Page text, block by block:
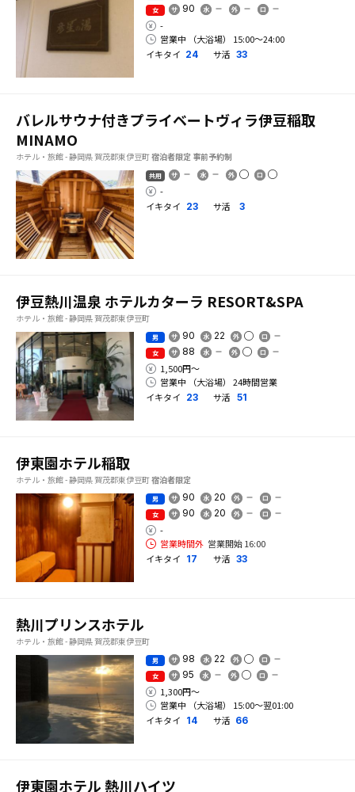
女 90
-
営業中 （大浴場） 15:00〜24:00
イキタイ 24 サ活 33
バレルサウナ付きプライベートヴィラ伊豆稲取
MINAMO
ホテル・旅館 - 静岡県 賀茂郡東伊豆町宿泊者限定 事前予約制
共用
-
イキタイ 23 サ活 3
伊豆熱川温泉 ホテルカターラ RESORT&SPA
ホテル・旅館 - 静岡県 賀茂郡東伊豆町
男 90 22
女 88
1,500円〜
営業中 （大浴場） 24時間営業
イキタイ 23 サ活 51
伊東園ホテル稲取
ホテル・旅館 - 静岡県 賀茂郡東伊豆町宿泊者限定
男 90 20
女 90 20
-
営業時間外 営業開始 16:00
イキタイ 17 サ活 33
熱川プリンスホテル
ホテル・旅館 - 静岡県 賀茂郡東伊豆町
男 98 22
女 95
1,300円〜
営業中 （大浴場） 15:00〜翌01:00
イキタイ 14 サ活 66
伊東園ホテル 熱川ハイツ